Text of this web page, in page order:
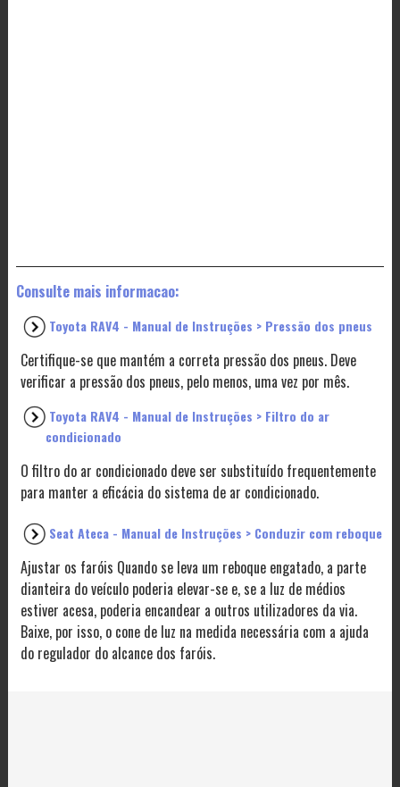
Consulte mais informacao:
Toyota RAV4 - Manual de Instruções > Pressão dos pneus
Certifique-se que mantém a correta pressão dos pneus. Deve
verificar a pressão dos pneus, pelo menos, uma vez por mês.
Toyota RAV4 - Manual de Instruções > Filtro do ar
condicionado
O filtro do ar condicionado deve ser substituído frequentemente
para manter a eficácia do sistema de ar condicionado.
Seat Ateca - Manual de Instruções > Conduzir com reboque
Ajustar os faróis Quando se leva um reboque engatado, a parte
dianteira do veículo poderia elevar-se e, se a luz de médios
estiver acesa, poderia encandear a outros utilizadores da via.
Baixe, por isso, o cone de luz na medida necessária com a ajuda
do regulador do alcance dos faróis.